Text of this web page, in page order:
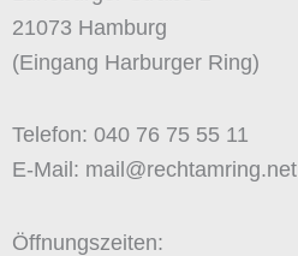
21073 Hamburg
(Eingang Harburger Ring)
Telefon: 040 76 75 55 11
E-Mail: mail@rechtamring.net
Öffnungszeiten: